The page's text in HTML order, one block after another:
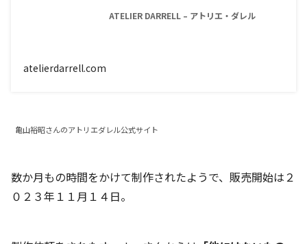
ATELIER DARRELL – アトリエ・ダレル
atelierdarrell.com
亀山裕昭さんのアトリエダレル公式サイト
数か月もの時間をかけて制作されたようで、販売開始は２
０２３年１１月１４日。